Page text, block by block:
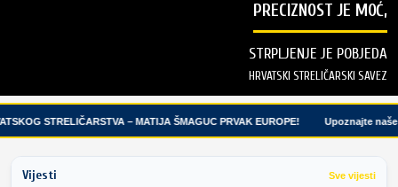
PRECIZNOST JE MOĆ,
STRPLJENJE JE POBJEDA
HRVATSKI STRELIČARSKI SAVEZ
STRELIČARSTVA – MATIJA ŠMAGUC PRVAK EUROPE! Upoznajte naše
Vijesti Sve vijesti